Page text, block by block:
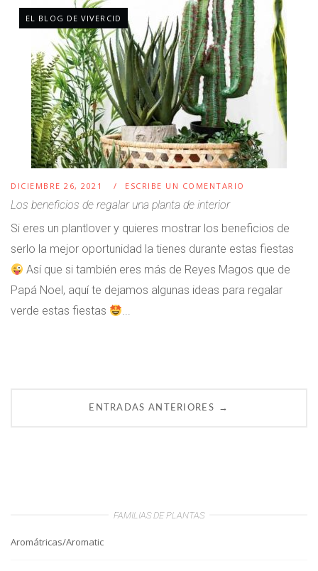
EL BLOG DE VIVERCID
DICIEMBRE 26, 2021 ESCRIBE UN COMENTARIO
Los beneficios de regalar una planta de interior
Si eres un plantlover y quieres mostrar los beneficios de
serlo la mejor oportunidad la tienes durante estas fiestas
Así que si también eres más de Reyes Magos que de
Papá Noel, aquí te dejamos algunas ideas para regalar
verde estas fiestas
...
ENTRADAS ANTERIORES →
FAMILIAS DE PLANTAS
Aromátricas/Aromatic